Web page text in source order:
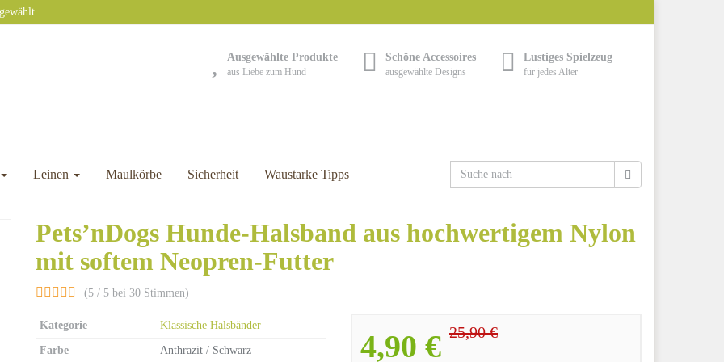
Ausgewählte Produkte
aus Liebe zum Hund
Schöne Accessoires
ausgewählte Designs
Lustiges Spielzeug
für jedes Alter
Leinen Maulkörbe Sicherheit Waustarke Tipps
Pets’nDogs Hunde-Halsband aus hochwertigem Nylon
mit softem Neopren-Futter
(5 / 5 bei 30 Stimmen)
4,90 € 25,90 €
Kategorie Klassische Halsbänder
Farbe Anthrazit / Schwarz